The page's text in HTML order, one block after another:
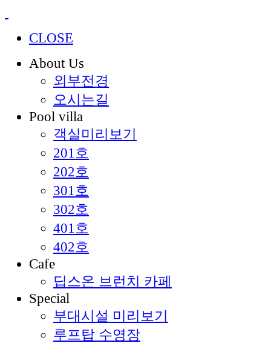
CLOSE
About Us
외부전경
오시는길
Pool villa
객실미리보기
201호
202호
301호
302호
401호
402호
Cafe
딥스온 브런치 카페
Special
부대시설 미리보기
루프탑 수영장